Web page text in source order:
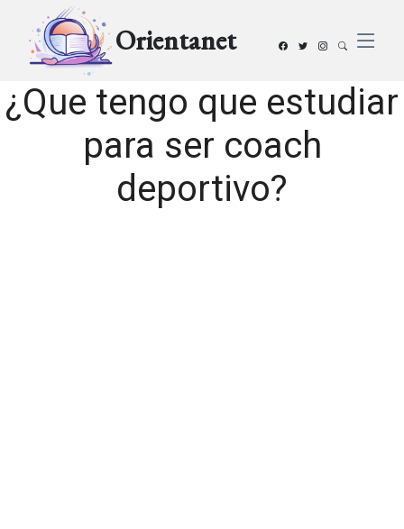
Orientanet
¿Que tengo que estudiar
para ser coach
deportivo?